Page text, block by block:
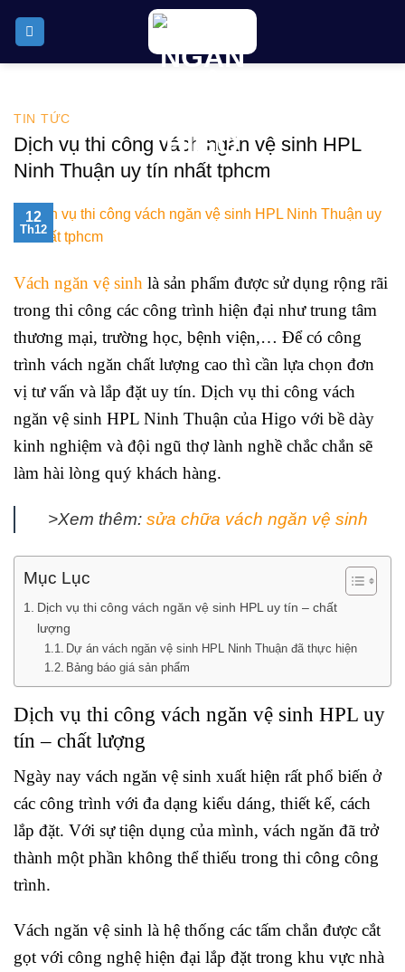
TIN TỨC
Dịch vụ thi công vách ngăn vệ sinh HPL
Ninh Thuận uy tín nhất tphcm
12
Th12
Vách ngăn vệ sinh là sản phẩm được sử dụng rộng rãi
trong thi công các công trình hiện đại như trung tâm
thương mại, trường học, bệnh viện,… Để có công
trình vách ngăn chất lượng cao thì cần lựa chọn đơn
vị tư vấn và lắp đặt uy tín. Dịch vụ thi công vách
ngăn vệ sinh HPL Ninh Thuận của Higo với bề dày
kinh nghiệm và đội ngũ thợ lành nghề chắc chắn sẽ
làm hài lòng quý khách hàng.
>Xem thêm: sửa chữa vách ngăn vệ sinh
Mục Lục
Dịch vụ thi công vách ngăn vệ sinh HPL uy tín – chất
lượng
Dự án vách ngăn vệ sinh HPL Ninh Thuận đã thực hiện
Bảng báo giá sản phẩm
Dịch vụ thi công vách ngăn vệ sinh HPL uy
tín – chất lượng
Ngày nay vách ngăn vệ sinh xuất hiện rất phổ biến ở
các công trình với đa dạng kiểu dáng, thiết kế, cách
lắp đặt. Với sự tiện dụng của mình, vách ngăn đã trở
thành một phần không thể thiếu trong thi công công
trình.
Vách ngăn vệ sinh là hệ thống các tấm chắn được cắt
gọt với công nghệ hiện đại lắp đặt trong khu vực nhà